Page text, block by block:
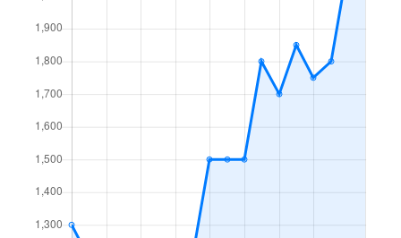
北１９条東
350万円 北18条
北１９条東
北18条
北18条
北２０条東
2,200万円 北18条
北２０条東
1,600万円